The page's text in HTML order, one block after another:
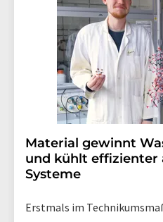
Material gewinnt
und kühlt effizienter
Systeme
Erstmals im